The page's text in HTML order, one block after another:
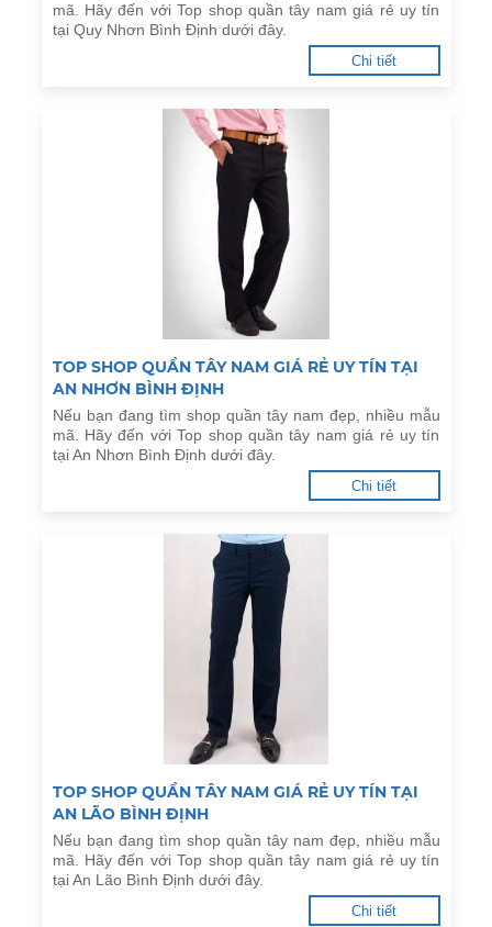
mã. Hãy đến với Top shop quần tây nam giá rẻ uy tín
tại Quy Nhơn Bình Định dưới đây.
Chi tiết
TOP SHOP QUẦN TÂY NAM GIÁ RẺ UY TÍN TẠI
AN NHƠN BÌNH ĐỊNH
Nếu bạn đang tìm shop quần tây nam đẹp, nhiều mẫu
mã. Hãy đến với Top shop quần tây nam giá rẻ uy tín
tại An Nhơn Bình Định dưới đây.
Chi tiết
TOP SHOP QUẦN TÂY NAM GIÁ RẺ UY TÍN TẠI
AN LÃO BÌNH ĐỊNH
Nếu bạn đang tìm shop quần tây nam đẹp, nhiều mẫu
mã. Hãy đến với Top shop quần tây nam giá rẻ uy tín
tại An Lão Bình Định dưới đây.
Chi tiết